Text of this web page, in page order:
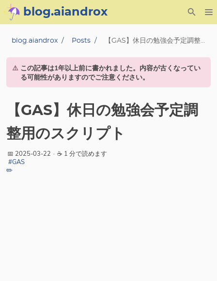
blog.aiandrox
About
Category
Tag
Series
blog.aiandrox Posts 【GAS】休日の勉強会予定調整用のスクリプト
⚠️ この記事は1年以上前に書かれました。内容が古くなってい
る可能性がありますのでご注意ください。
【GAS】休日の勉強会予定調
整用のスクリプト
📅 2025-03-22 · ☕ 1 分で読めます
#GAS
✏️